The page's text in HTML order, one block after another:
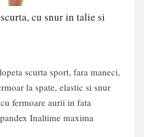
, cu snur in talie si
scurta sport, fara maneci,
la spate, elastic si snur
fermoare aurii in fata
Inaltime maxima